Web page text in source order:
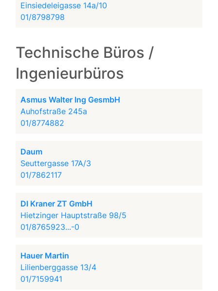
Einsiedeleigasse 14a/10
01/8798798
Technische Büros /
Ingenieurbüros
Asmus Walter Ing GesmbH
Auhofstraße 245a
01/8774882
Daum
Seuttergasse 17A/3
01/7862117
DI Kraner ZT GmbH
Hietzinger Hauptstraße 98/5
01/8765923...-0
Hauer Martin
Lilienberggasse 13/4
01/7159941